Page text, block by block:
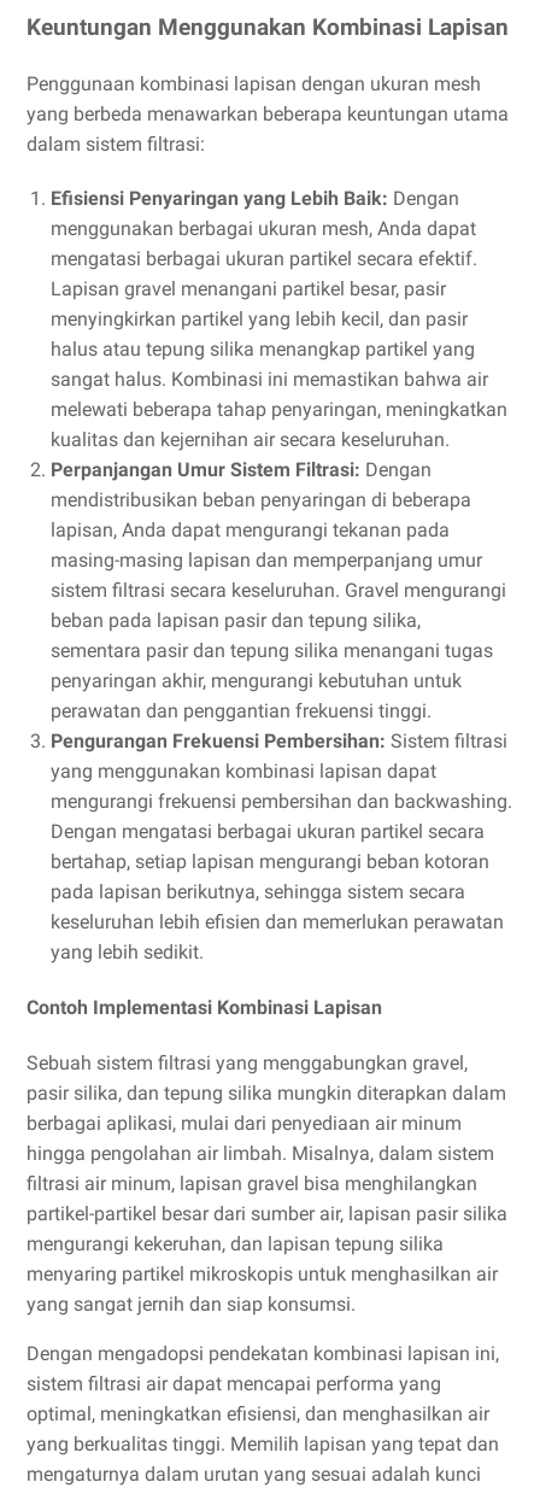
Keuntungan Menggunakan Kombinasi Lapisan
Penggunaan kombinasi lapisan dengan ukuran mesh
yang berbeda menawarkan beberapa keuntungan utama
dalam sistem filtrasi:
Efisiensi Penyaringan yang Lebih Baik: Dengan
menggunakan berbagai ukuran mesh, Anda dapat
mengatasi berbagai ukuran partikel secara efektif.
Lapisan gravel menangani partikel besar, pasir
menyingkirkan partikel yang lebih kecil, dan pasir
halus atau tepung silika menangkap partikel yang
sangat halus. Kombinasi ini memastikan bahwa air
melewati beberapa tahap penyaringan, meningkatkan
kualitas dan kejernihan air secara keseluruhan.
Perpanjangan Umur Sistem Filtrasi: Dengan
mendistribusikan beban penyaringan di beberapa
lapisan, Anda dapat mengurangi tekanan pada
masing-masing lapisan dan memperpanjang umur
sistem filtrasi secara keseluruhan. Gravel mengurangi
beban pada lapisan pasir dan tepung silika,
sementara pasir dan tepung silika menangani tugas
penyaringan akhir, mengurangi kebutuhan untuk
perawatan dan penggantian frekuensi tinggi.
Pengurangan Frekuensi Pembersihan: Sistem filtrasi
yang menggunakan kombinasi lapisan dapat
mengurangi frekuensi pembersihan dan backwashing.
Dengan mengatasi berbagai ukuran partikel secara
bertahap, setiap lapisan mengurangi beban kotoran
pada lapisan berikutnya, sehingga sistem secara
keseluruhan lebih efisien dan memerlukan perawatan
yang lebih sedikit.
Contoh Implementasi Kombinasi Lapisan
Sebuah sistem filtrasi yang menggabungkan gravel,
pasir silika, dan tepung silika mungkin diterapkan dalam
berbagai aplikasi, mulai dari penyediaan air minum
hingga pengolahan air limbah. Misalnya, dalam sistem
filtrasi air minum, lapisan gravel bisa menghilangkan
partikel-partikel besar dari sumber air, lapisan pasir silika
mengurangi kekeruhan, dan lapisan tepung silika
menyaring partikel mikroskopis untuk menghasilkan air
yang sangat jernih dan siap konsumsi.
Dengan mengadopsi pendekatan kombinasi lapisan ini,
sistem filtrasi air dapat mencapai performa yang
optimal, meningkatkan efisiensi, dan menghasilkan air
yang berkualitas tinggi. Memilih lapisan yang tepat dan
mengaturnya dalam urutan yang sesuai adalah kunci